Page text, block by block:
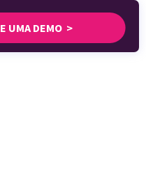
UMA DEMO >